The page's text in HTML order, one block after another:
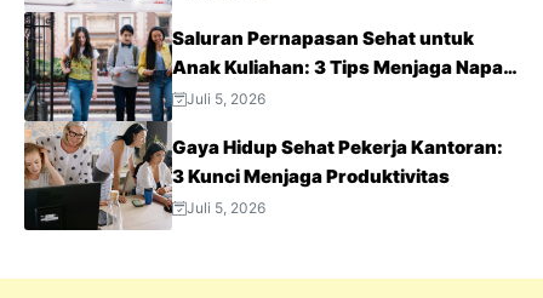
Saluran Pernapasan Sehat untuk
Anak Kuliahan: 3 Tips Menjaga Napas
Tetap Optimal di Tengah Aktivitas
Juli 5, 2026
Gaya Hidup Sehat Pekerja Kantoran:
3 Kunci Menjaga Produktivitas
Juli 5, 2026